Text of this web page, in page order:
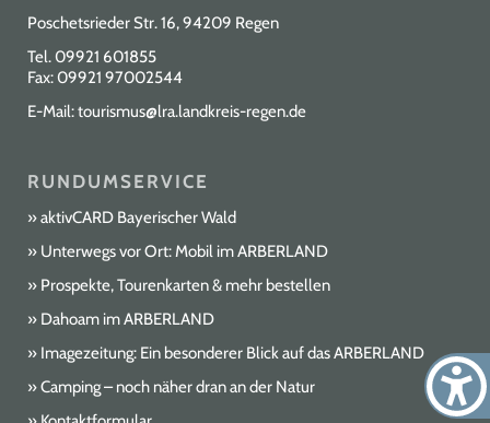
Poschetsrieder Str. 16, 94209 Regen
Tel.09921 601855
Fax: 09921 97002544
E-Mail:tourismus@lra.landkreis-regen.de
RUNDUMSERVICE
aktivCARD Bayerischer Wald
Unterwegs vor Ort: Mobil im ARBERLAND
Prospekte, Tourenkarten & mehr bestellen
Dahoam im ARBERLAND
Imagezeitung: Ein besonderer Blick auf das ARBERLAND
Camping – noch näher dran an der Natur